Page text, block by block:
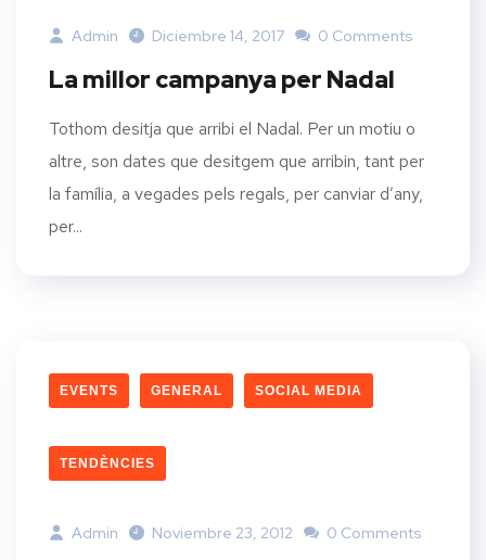
Admin Diciembre 14, 2017 0 Comments
La millor campanya per Nadal
Tothom desitja que arribi el Nadal. Per un motiu o
altre, son dates que desitgem que arribin, tant per
la família, a vegades pels regals, per canviar d’any,
per...
EVENTS GENERAL SOCIAL MEDIA
TENDÈNCIES
Admin Noviembre 23, 2012 0 Comments